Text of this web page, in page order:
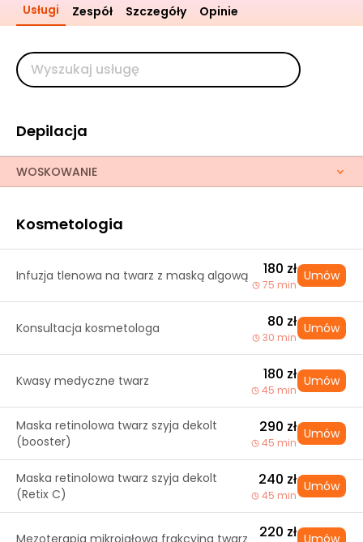
Usługi Zespół Szczegóły Opinie
Depilacja
WOSKOWANIE
Kosmetologia
Infuzja tlenowa na twarz z maską algową 180 zł
75 min
Umów
Konsultacja kosmetologa 80 zł
30 min
Umów
Kwasy medyczne twarz 180 zł
45 min
Umów
Maska retinolowa twarz szyja dekolt
(booster)
290 zł
45 min
Umów
Maska retinolowa twarz szyja dekolt
(Retix C)
240 zł
45 min
Umów
Mezoterapia mikroigłowa frakcyjna twarz 220 zł Umów